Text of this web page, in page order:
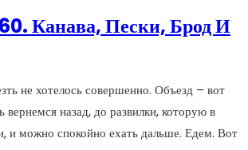
Канава, Пески, Брод И
не хотелось совершенно. Объезд – вот
назад, до развилки, которую в
и можно спокойно ехать дальше. Едем. Вот